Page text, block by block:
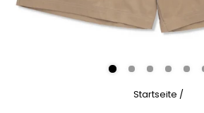
Startseite /